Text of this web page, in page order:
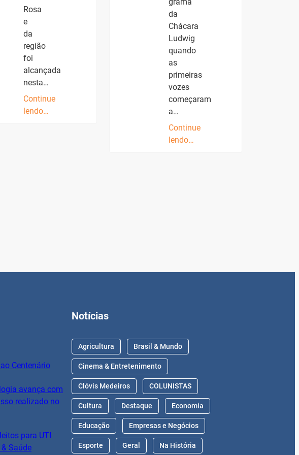
Rosa
e
da
região
foi
alcançada
nesta…
Continue
lendo…
grama
da
Chácara
Ludwig
quando
as
primeiras
vozes
começaram
a…
Continue
lendo…
Centenário
avança com
realizado no
para UTI
Saúde
Notícias
Agricultura Brasil & Mundo
Cinema & Entretenimento
Clóvis Medeiros COLUNISTAS
Cultura Destaque Economia
Educação Empresas e Negócios
Esporte Geral Na História